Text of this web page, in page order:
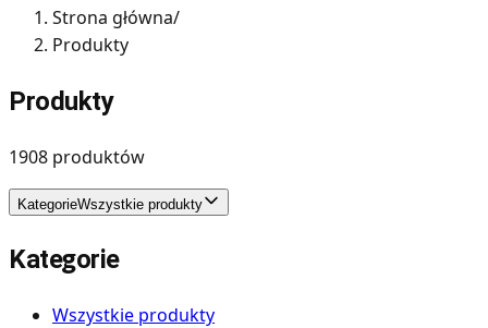
Strona główna/
Produkty
Produkty
1908 produktów
KategorieWszystkie produkty
Kategorie
Wszystkie produkty